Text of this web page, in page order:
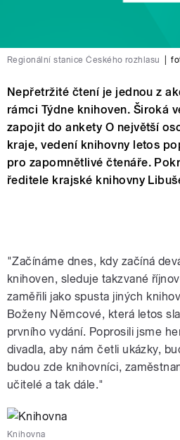
Regionální stanice Českého rozhlasu
Nepřetržité čtení je jednou z
rámci Týdne knihoven. Široká
zapojit do ankety O největší
kraje, vedení knihovny letos
pro zapomnětlivé čtenáře.
ředitele krajské knihovny
"Začínáme dnes, kdy začíná
knihoven, sleduje takzvané
zaměřili jako spusta jiných
Boženy Němcové, která letos
prvního vydání. Poprosili jsme
divadla, aby nám četli ukázky,
budou zde knihovníci,
učitelé a tak dále."
Knihovna